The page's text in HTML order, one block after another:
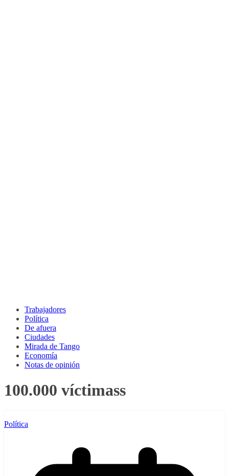
Trabajadores
Política
De afuera
Ciudades
Mirada de Tango
Economía
Notas de opinión
100.000 víctimass
Política